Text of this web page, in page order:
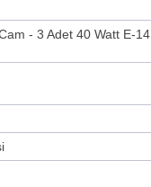
- 3 Adet 40 Watt E-14